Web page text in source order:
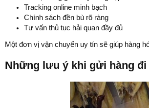
Tracking online minh bạch
Chính sách đền bù rõ ràng
Tư vấn thủ tục hải quan đầy đủ
Một đơn vị vận chuyển uy tín sẽ giúp hàng
Những lưu ý khi gửi hàng